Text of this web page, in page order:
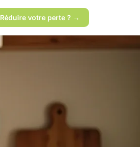
Réduire votre perte ? →